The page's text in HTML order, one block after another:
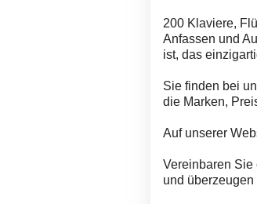
200 Klaviere,
Anfassen und
ist, das
Sie finden bei
die Marken,
Auf unserer
Vereinbaren Sie
und